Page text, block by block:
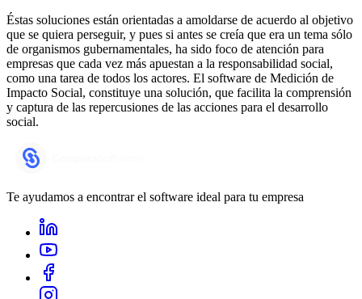
Éstas soluciones están orientadas a amoldarse de acuerdo al objetivo
que se quiera perseguir, y pues si antes se creía que era un tema sólo
de organismos gubernamentales, ha sido foco de atención para
empresas que cada vez más apuestan a la responsabilidad social,
como una tarea de todos los actores. El software de Medición de
Impacto Social, constituye una solución, que facilita la comprensión
y captura de las repercusiones de las acciones para el desarrollo
social.
Te ayudamos a encontrar el software ideal para tu empresa